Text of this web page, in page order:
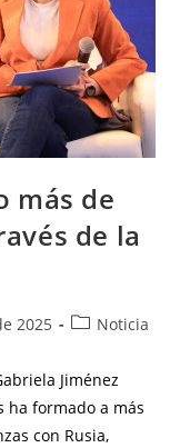
más de
de la
2025 Noticia
Jiménez
ha formado a más
con Rusia,